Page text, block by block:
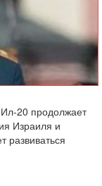
Ил-20 продолжает
Израиля и
развиваться